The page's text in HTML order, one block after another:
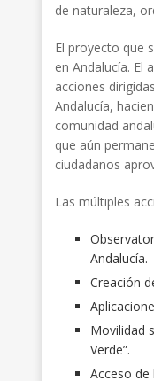
de naturaleza,
El proyecto que
en Andalucía. El
acciones
Andalucía,
comunidad
que aún
ciudadanos
Las múltiples
Andalucía.
Creación
Movilidad
Verde”.
Acceso de